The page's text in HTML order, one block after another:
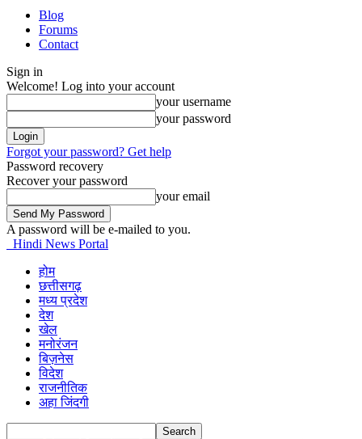
Blog
Forums
Contact
Sign in
Welcome! Log into your account
your username
your password
Forgot your password? Get help
Password recovery
Recover your password
your email
A password will be e-mailed to you.
Hindi News Portal
होम
छत्तीसगढ़
मध्य प्रदेश
देश
खेल
मनोरंजन
बिज़नेस
विदेश
राजनीतिक
अहा जिंदगी